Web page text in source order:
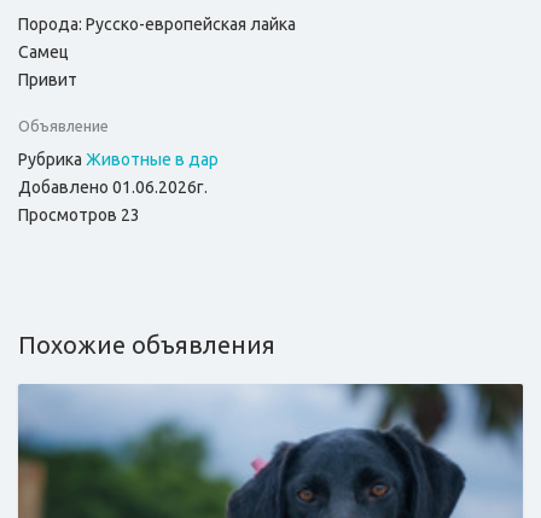
Порода: Русско-европейская лайка
Самец
Привит
Объявление
Рубрика Животные в дар
Добавлено 01.06.2026г.
Просмотров 23
Похожие объявления